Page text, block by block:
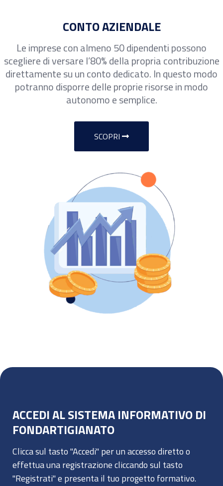
CONTO AZIENDALE
Le imprese con almeno 50 dipendenti possono
scegliere di versare l’80% della propria contribuzione
direttamente su un conto dedicato. In questo modo
potranno disporre delle proprie risorse in modo
autonomo e semplice.
SCOPRI
ACCEDI AL SISTEMA INFORMATIVO DI
FONDARTIGIANATO
Clicca sul tasto "Accedi" per un accesso diretto o
effettua una registrazione cliccando sul tasto
"Registrati" e presenta il tuo progetto formativo.